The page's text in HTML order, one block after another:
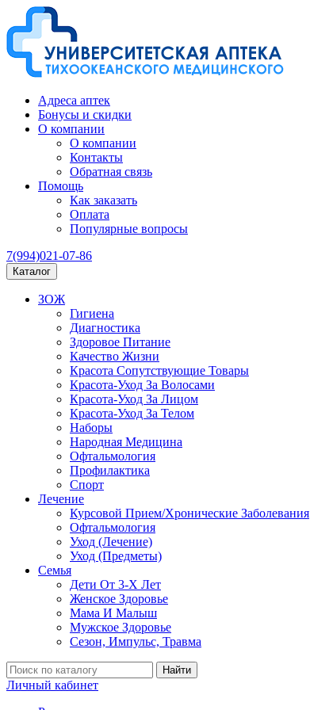
Адреса аптек
Бонусы и скидки
О компании
О компании
Контакты
Обратная связь
Помощь
Как заказать
Оплата
Популярные вопросы
7(994)021-07-86
Каталог
ЗОЖ
Гигиена
Диагностика
Здоровое Питание
Качество Жизни
Красота Сопутствующие Товары
Красота-Уход За Волосами
Красота-Уход За Лицом
Красота-Уход За Телом
Наборы
Народная Медицина
Офтальмология
Профилактика
Спорт
Лечение
Курсовой Прием/Хронические Заболевания
Офтальмология
Уход (Лечение)
Уход (Предметы)
Семья
Дети От 3-Х Лет
Женское Здоровье
Мама И Малыш
Мужское Здоровье
Сезон, Импульс, Травма
Найти
Личный кабинет